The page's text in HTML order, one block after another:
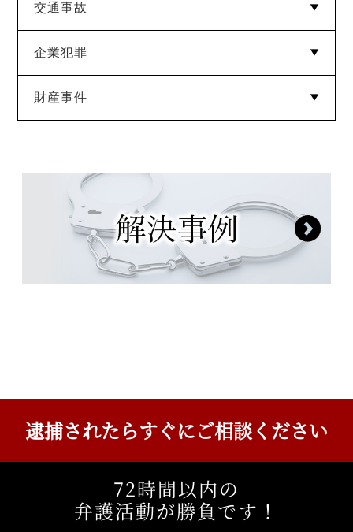
強制わいせつ
迷惑防止条例違反
公然わいせつ
痴漢
盗撮
児童ポルノ
逮捕監禁罪
交通事故
道路交通法違反
企業犯罪
横領
業務上横領
背任
信用毀損罪
業務妨害罪
財産事件
逮捕されたらすぐにご相談ください
72時間以内の
弁護活動が勝負です！